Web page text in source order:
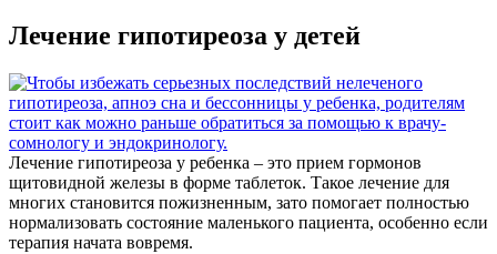
Лечение гипотиреоза у детей
Лечение гипотиреоза у ребенка – это прием гормонов
щитовидной железы в форме таблеток. Такое лечение для
многих становится пожизненным, зато помогает полностью
нормализовать состояние маленького пациента, особенно если
терапия начата вовремя.